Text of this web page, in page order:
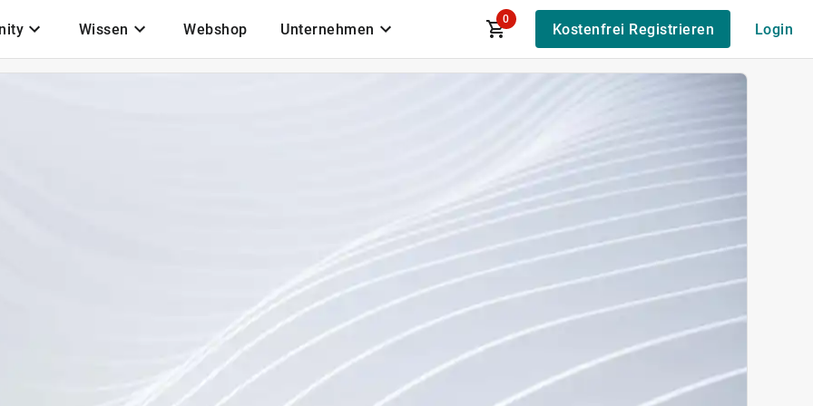
Wissen Webshop Unternehmen
0
Kostenfrei Registrieren Login